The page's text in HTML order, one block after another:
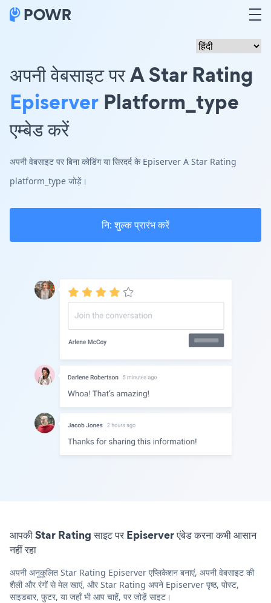
अपनी वेबसाइट पर A Star Rating
Episerver Platform_type
एम्बेड करें
अपनी वेबसाइट पर बिना कोडिंग या सिरदर्द के Episerver A Star Rating
platform_type जोड़ें।
नि: शुल्क प्रारंभ करें
आपकी Star Rating साइट पर Episerver एंबेड करना कभी आसान
नहीं रहा
अपनी अनुकूलित Star Rating Episerver एप्लिकेशन बनाएं, अपनी वेबसाइट की
शैली और रंगों से मेल खाएं, और Star Rating अपने Episerver पृष्ठ, पोस्ट,
साइडबार, फुटर, या जहाँ भी आप चाहें, पर जोड़ें साइट।